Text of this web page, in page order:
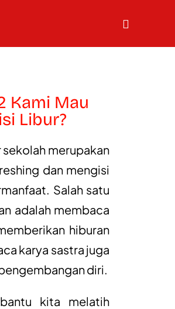
Kami Mau
Libur?
sekolah merupakan
dan mengisi
Salah satu
adalah membaca
hiburan
karya sastra juga
diri.
kita melatih